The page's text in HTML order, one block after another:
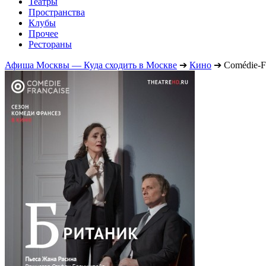
Пространства
Клубы
Прочее
Рестораны
Афиша Москвы — Куда сходить в Москве ➔ Кино ➔ Comédie-